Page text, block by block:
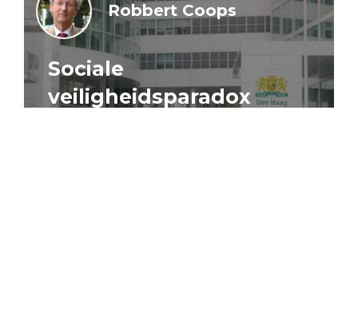
Robbert Coops
Sociale
veiligheidsparadox